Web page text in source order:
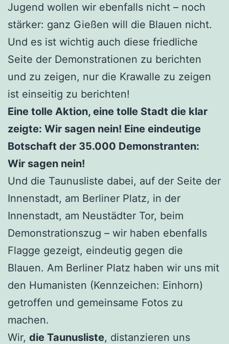
Jugend wollen wir ebenfalls nicht – noch
stärker: ganz Gießen will die Blauen nicht.
Und es ist wichtig auch diese friedliche
Seite der Demonstrationen zu berichten
und zu zeigen, nur die Krawalle zu zeigen
ist einseitig zu berichten!
Eine tolle Aktion, eine tolle Stadt die klar
zeigte: Wir sagen nein! Eine eindeutige
Botschaft der 35.000 Demonstranten:
Wir sagen nein!
Und die Taunusliste dabei, auf der Seite der
Innenstadt, am Berliner Platz, in der
Innenstadt, am Neustädter Tor, beim
Demonstrationszug – wir haben ebenfalls
Flagge gezeigt, eindeutig gegen die
Blauen. Am Berliner Platz haben wir uns mit
den Humanisten (Kennzeichen: Einhorn)
getroffen und gemeinsame Fotos zu
machen.
Wir, die Taunusliste, distanzieren uns